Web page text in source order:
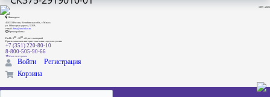
1999 - 2026
Наш адрес:
456313 Россия, Челябинская обл., г. Миасс,
ул. Объездная дорога, 5/35А
e-mail: dima@ural-skat.ru
Время работы:
Пн-Пт 900- 1800. сб., вс.: выходной
Прием заказов в интернет магазине - круглосуточно
+7 (351) 220-80-10
8-800-505-90-66
Мы в телеграмм
Войти
Регистрация
Корзина